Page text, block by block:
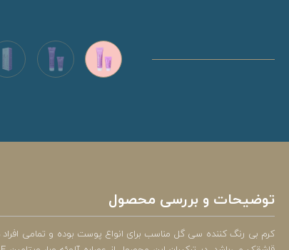
توضیحات و بررسی محصول
کرم بی رنگ کننده سی گل مناسب برای انواع پوست بوده و تمامی